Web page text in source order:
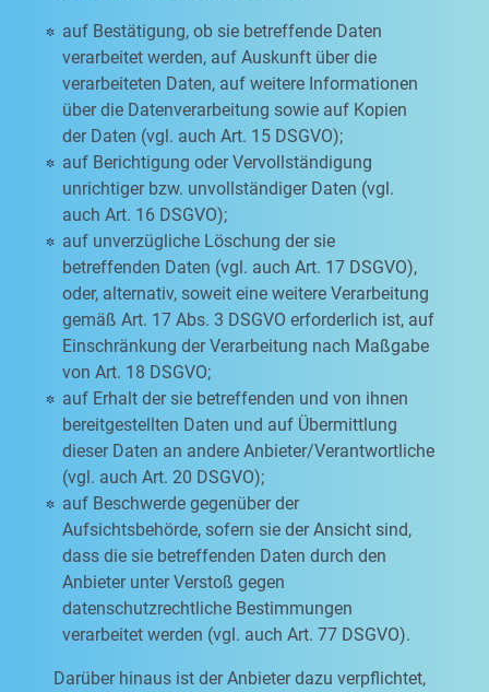
auf Bestätigung, ob sie betreffende Daten
verarbeitet werden, auf Auskunft über die
verarbeiteten Daten, auf weitere Informationen
über die Datenverarbeitung sowie auf Kopien
der Daten (vgl. auch Art. 15 DSGVO);
auf Berichtigung oder Vervollständigung
unrichtiger bzw. unvollständiger Daten (vgl.
auch Art. 16 DSGVO);
auf unverzügliche Löschung der sie
betreffenden Daten (vgl. auch Art. 17 DSGVO),
oder, alternativ, soweit eine weitere Verarbeitung
gemäß Art. 17 Abs. 3 DSGVO erforderlich ist, auf
Einschränkung der Verarbeitung nach Maßgabe
von Art. 18 DSGVO;
auf Erhalt der sie betreffenden und von ihnen
bereitgestellten Daten und auf Übermittlung
dieser Daten an andere Anbieter/Verantwortliche
(vgl. auch Art. 20 DSGVO);
auf Beschwerde gegenüber der
Aufsichtsbehörde, sofern sie der Ansicht sind,
dass die sie betreffenden Daten durch den
Anbieter unter Verstoß gegen
datenschutzrechtliche Bestimmungen
verarbeitet werden (vgl. auch Art. 77 DSGVO).
Darüber hinaus ist der Anbieter dazu verpflichtet,